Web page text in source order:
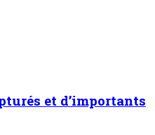
et d’importants